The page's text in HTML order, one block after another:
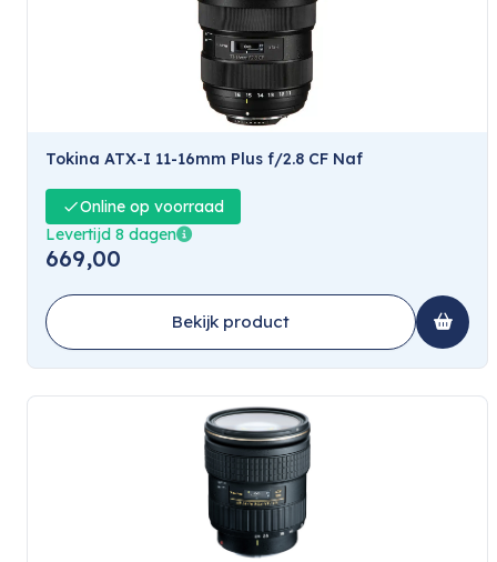
Tokina ATX-I 11-16mm Plus f/2.8 CF Naf
Online op voorraad
Levertijd 8 dagen
669,00
Bekijk product